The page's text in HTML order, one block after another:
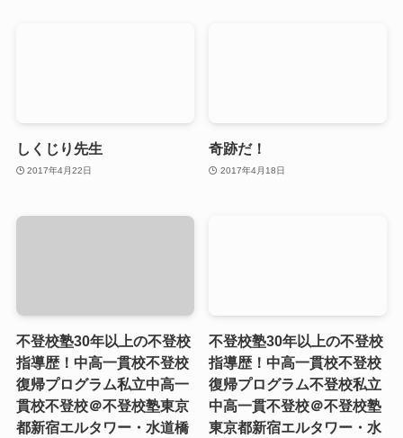
しくじり先生
2017年4月22日
奇跡だ！
2017年4月18日
不登校塾30年以上の不登校
指導歴！中高一貫校不登校
復帰プログラム私立中高一
貫校不登校＠不登校塾東京
都新宿エルタワー・水道橋
不登校塾30年以上の不登校
指導歴！中高一貫校不登校
復帰プログラム不登校私立
中高一貫不登校＠不登校塾
東京都新宿エルタワー・水